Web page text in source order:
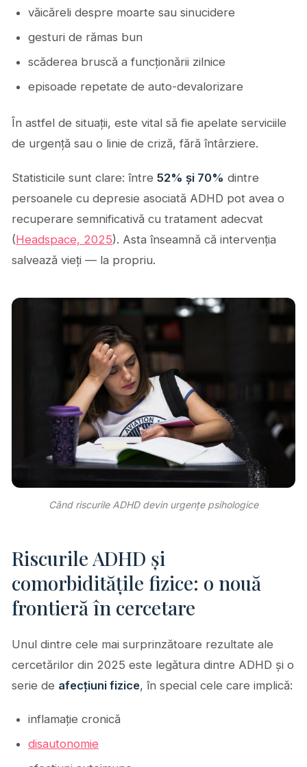
văicăreli despre moarte sau sinucidere
gesturi de rămas bun
scăderea bruscă a funcționării zilnice
episoade repetate de auto-devalorizare
În astfel de situații, este vital să fie apelate serviciile
de urgență sau o linie de criză, fără întârziere.
Statisticile sunt clare: între 52% și 70% dintre
persoanele cu depresie asociată ADHD pot avea o
recuperare semnificativă cu tratament adecvat
(Headspace, 2025). Asta înseamnă că intervenția
salvează vieți — la propriu.
Când riscurile ADHD devin urgențe psihologice
Riscurile ADHD și
comorbiditățile fizice: o nouă
frontieră în cercetare
Unul dintre cele mai surprinzătoare rezultate ale
cercetărilor din 2025 este legătura dintre ADHD și o
serie de afecțiuni fizice, în special cele care implică:
inflamație cronică
disautonomie